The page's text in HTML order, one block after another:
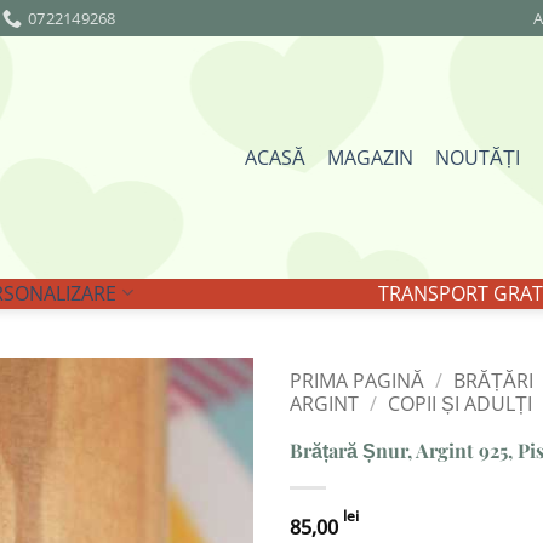
0722149268
ACASĂ MAGAZIN NOUTĂȚI
TRANSPORT
Adaugă
Favorite
PRIMA PAGINĂ / BRĂȚĂRI
ARGINT / COPII ȘI ADULȚI
Brățară Șnur, Argint 925,
85,00 lei